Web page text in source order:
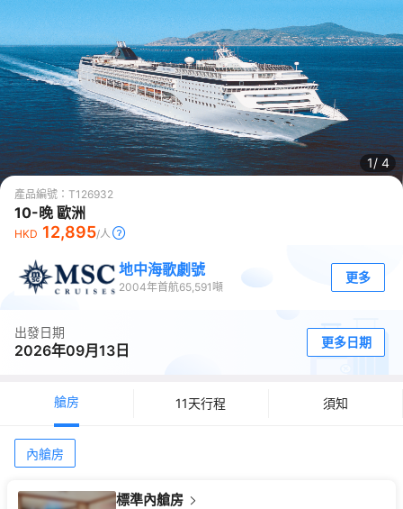
1/ 4
產品編號： T126932
10-晚 歐洲
HKD 12,895/人
地中海歌劇號
2004年首航65,591 噸
更多
出發日期
2026年09月13日 更多日期
艙房 11天行程 須知
內艙房
標準內艙房